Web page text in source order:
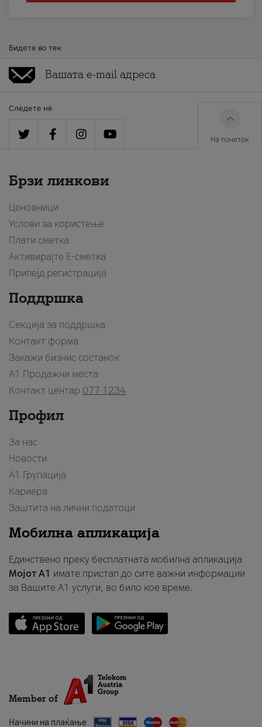
Бидете во тек
Следете нè
На почеток
Брзи линкови
Ценовници
Услови за користење
Плати сметка
Активирајте Е-сметка
Припејд регистрација
Поддршка
Секција за поддршка
Контакт форма
Закажи бизнис состанок
A1 Продажни места
Контакт центар 077 1234
Профил
За нас
Новости
А1 Групација
Кариера
Заштита на лични податоци
Мобилна апликација
Единствено преку бесплатната мобилна апликација
Мојот A1 имате пристап до сите важни информации
за Вашите A1 услуги, во било кое време.
Member of
Начини на плаќање